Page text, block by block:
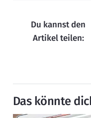
Du kannst den
Artikel teilen:
Das könnte